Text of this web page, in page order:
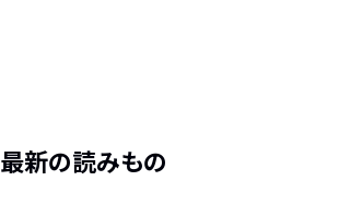
最新の読みもの